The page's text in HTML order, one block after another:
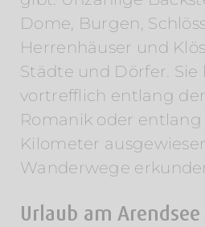
Dome, Burgen,
Herrenhäuser und
Städte und Dörfer. Sie
vortrefflich entlang
Romanik oder
Kilometer
Wanderwege
Urlaub am Arendsee